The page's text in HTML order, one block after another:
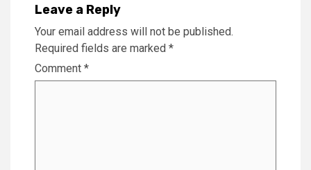
Leave a Reply
Your email address will not be published.
Required fields are marked *
Comment *